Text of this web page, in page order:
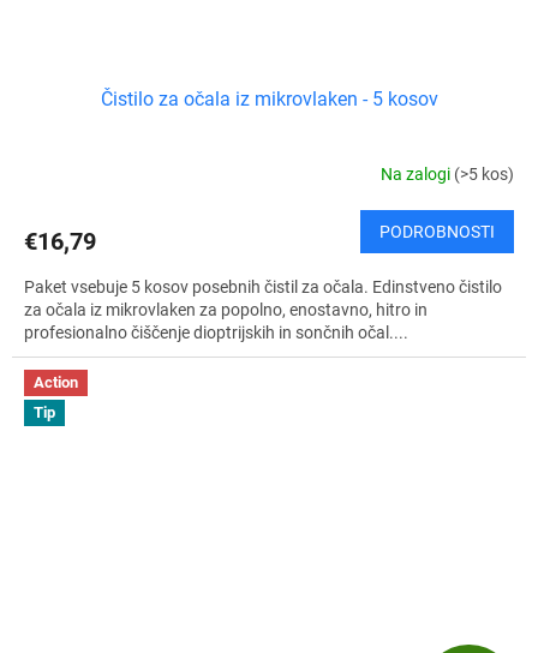
Čistilo za očala iz mikrovlaken - 5 kosov
Na zalogi (>5 kos)
€16,79 PODROBNOSTI
Paket vsebuje 5 kosov posebnih čistil za očala. Edinstveno čistilo
za očala iz mikrovlaken za popolno, enostavno, hitro in
profesionalno čiščenje dioptrijskih in sončnih očal....
Action
Tip